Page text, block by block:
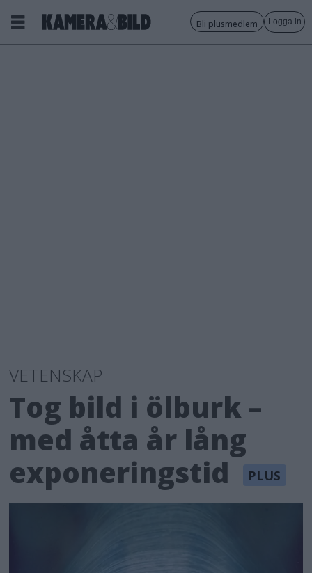
Bli plusmedlem Logga in
VETENSKAP
Tog bild i ölburk –
med åtta år lång
exponeringstid